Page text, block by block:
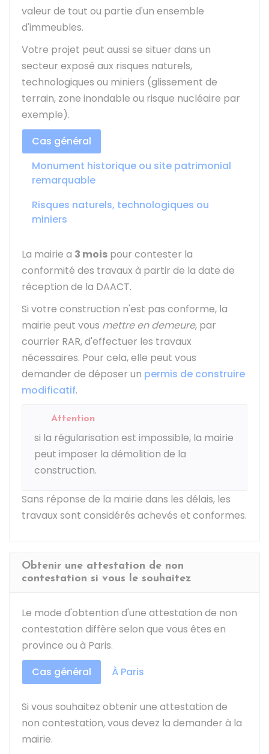
valeur de tout ou partie d'un ensemble
d'immeubles.
Votre projet peut aussi se situer dans un
secteur exposé aux risques naturels,
technologiques ou miniers (glissement de
terrain, zone inondable ou risque nucléaire par
exemple).
Cas général
Monument historique ou site patrimonial
remarquable
Risques naturels, technologiques ou
miniers
La mairie a 3 mois pour contester la
conformité des travaux à partir de la date de
réception de la DAACT.
Si votre construction n'est pas conforme, la
mairie peut vous mettre en demeure, par
courrier RAR, d'effectuer les travaux
nécessaires. Pour cela, elle peut vous
demander de déposer un permis de construire
modificatif.
Attention
si la régularisation est impossible, la mairie
peut imposer la démolition de la
construction.
Sans réponse de la mairie dans les délais, les
travaux sont considérés achevés et conformes.
Obtenir une attestation de non
contestation si vous le souhaitez
Le mode d'obtention d'une attestation de non
contestation diffère selon que vous êtes en
province ou à Paris.
Cas général
À Paris
Si vous souhaitez obtenir une attestation de
non contestation, vous devez la demander à la
mairie.